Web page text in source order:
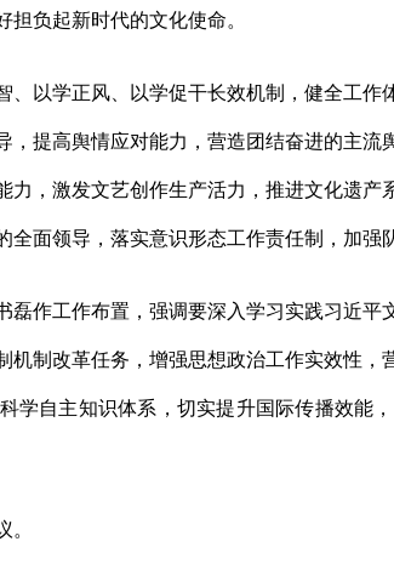
负起新时代的文化使命。
以学正风、以学促干长效机制，健全工作
，提高舆情应对能力，营造团结奋进的主
力，激发文艺创作生产活力，推进文化遗
面领导，落实意识形态工作责任制，加强
作工作布置，强调要深入学习实践习近平
机制改革任务，增强思想政治工作实效性
学自主知识体系，切实提升国际传播效能